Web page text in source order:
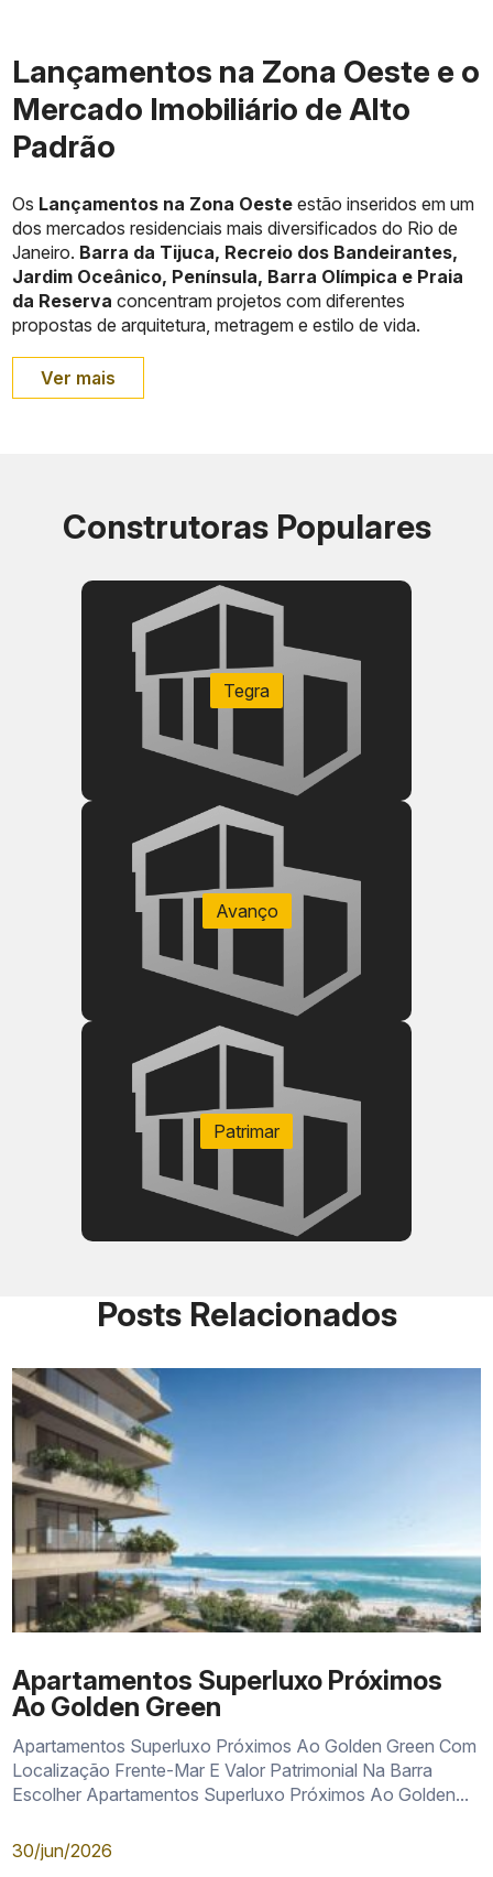
Lançamentos na Zona Oeste e o
Mercado Imobiliário de Alto
Padrão
Os Lançamentos na Zona Oeste estão inseridos em um
dos mercados residenciais mais diversificados do Rio de
Janeiro. Barra da Tijuca, Recreio dos Bandeirantes,
Jardim Oceânico, Península, Barra Olímpica e Praia
da Reserva concentram projetos com diferentes
propostas de arquitetura, metragem e estilo de vida.
Metragem privativa e distribuição da planta
Quantidade de suítes, vagas e áreas externas
Padrão de acabamento e serviços residenciais
Prazo previsto para conclusão
Custos condominiais e manutenção
Adequação para moradia, locação ou
investimento
Região Características Perfil
Jardim
Oceânico
Metrô, comércio, praia e
mobilidade
frequentes
Orla da
Proximidade do mar e
Moradia com
Ver mais
Construtoras Populares
Tegra
Avanço
Patrimar
Posts Relacionados
Apartamentos Superluxo Próximos
Ao Golden Green
Apartamentos Superluxo Próximos Ao Golden Green Com
Localização Frente-Mar E Valor Patrimonial Na Barra
Escolher Apartamentos Superluxo Próximos Ao Golden...
30/jun/2026